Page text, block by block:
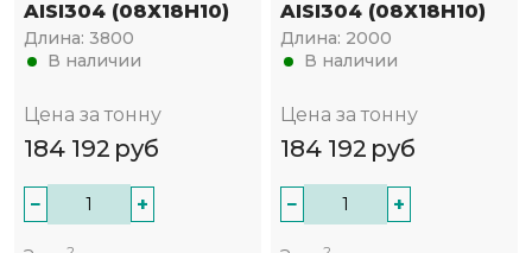
AISI304 (08Х18Н10)
Длина: 3800
В наличии
Цена за тонну
184 192 руб
− +
AISI304 (08Х18Н10)
Длина: 2000
В наличии
Цена за тонну
184 192 руб
− +